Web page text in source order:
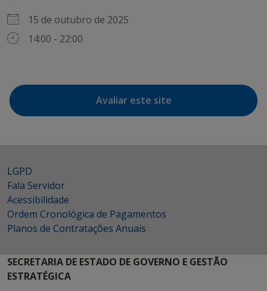
15 de outubro de 2025
14:00 - 22:00
Avaliar este site
LGPD
Fala Servidor
Acessibilidade
Ordem Cronológica de Pagamentos
Planos de Contratações Anuais
SECRETARIA DE ESTADO DE GOVERNO E GESTÃO
ESTRATÉGICA